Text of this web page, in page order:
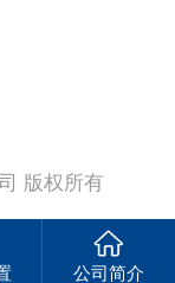
版权所有
公司简介